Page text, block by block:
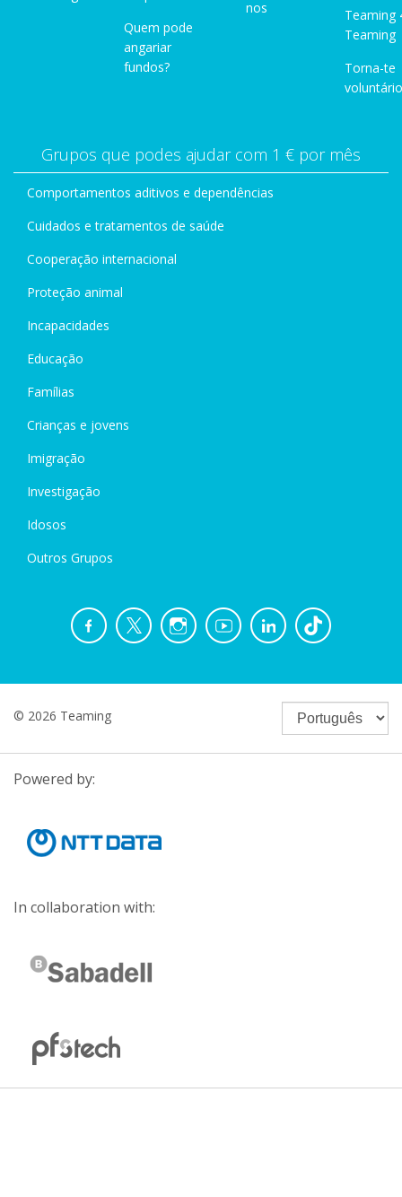
Quem pode
angariar
fundos?
nos
Teaming
Teaming
Torna-te
Grupos que podes ajudar com 1 € por mês
Comportamentos aditivos e dependências
Cuidados e tratamentos de saúde
Cooperação internacional
Proteção animal
Incapacidades
Educação
Famílias
Crianças e jovens
Imigração
Investigação
Idosos
Outros Grupos
© 2026 Teaming
Powered by:
In collaboration with: